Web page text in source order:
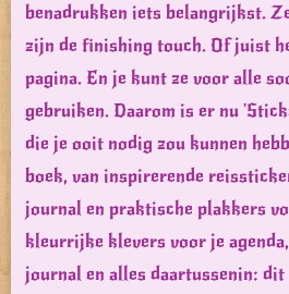
benadrukken iets belangrijkst.
zijn de finishing touch. Of juist
pagina. En je kunt ze voor alle
gebruiken. Daarom is er nu
die je ooit nodig zou kunnen
boek, van inspirerende
journal en praktische plakkers
kleurrijke klevers voor je
journal en alles daartussenin: dit